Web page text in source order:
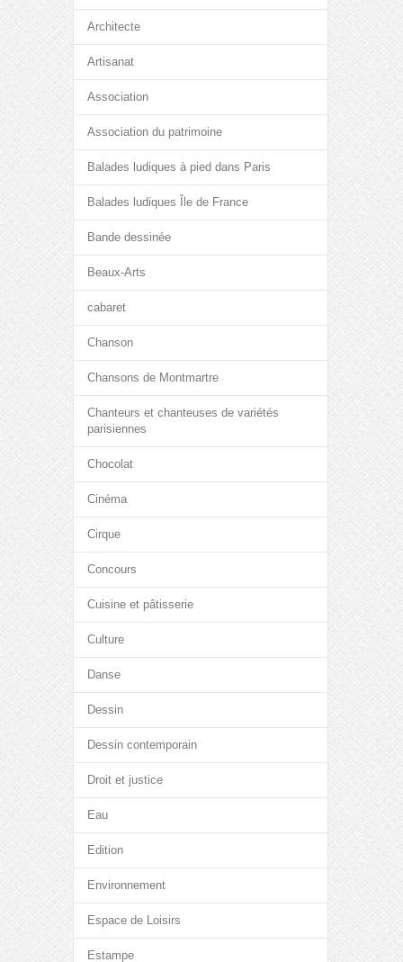
Architecte
Artisanat
Association
Association du patrimoine
Balades ludiques à pied dans Paris
Balades ludiques Île de France
Bande dessinée
Beaux-Arts
cabaret
Chanson
Chansons de Montmartre
Chanteurs et chanteuses de variétés
parisiennes
Chocolat
Cinéma
Cirque
Concours
Cuisine et pâtisserie
Culture
Danse
Dessin
Dessin contemporain
Droit et justice
Eau
Edition
Environnement
Espace de Loisirs
Estampe